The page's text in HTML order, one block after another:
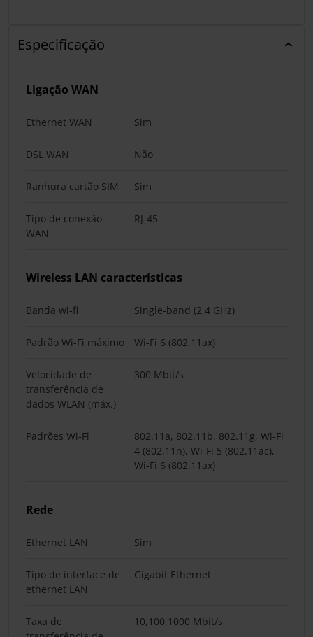
Especificação
Ligação WAN
Ethernet WAN Sim
DSL WAN Não
Ranhura cartão SIM Sim
Tipo de conexão
WAN
RJ-45
Wireless LAN características
Banda wi-fi Single-band (2,4 GHz)
Padrão Wi-Fi máximo Wi-Fi 6 (802.11ax)
Velocidade de
transferência de
dados WLAN (máx.)
300 Mbit/s
Padrões Wi-Fi
802.11a, 802.11b, 802.11g, Wi-Fi
4 (802.11n), Wi-Fi 5 (802.11ac),
Wi-Fi 6 (802.11ax)
Rede
Ethernet LAN Sim
Tipo de interface de
ethernet LAN
Gigabit Ethernet
Taxa de
10,100,1000 Mbit/s